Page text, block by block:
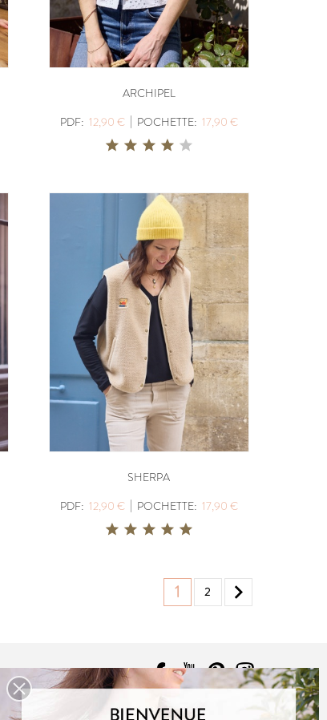
ARCHIPEL
PDF: 12,90 €| POCHETTE: 17,90 €
SHERPA
PDF: 12,90 €| POCHETTE: 17,90 €
1 2 